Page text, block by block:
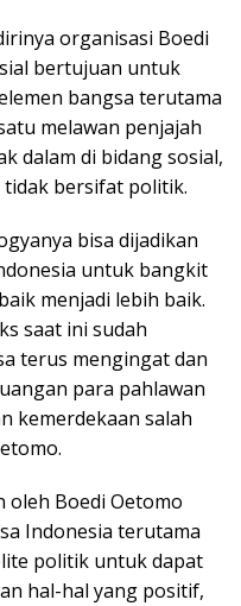
organisasi Boedi
bertujuan untuk
bangsa terutama
melawan penjajah
dalam di bidang sosial,
tidak bersifat politik.
bisa dijadikan
untuk bangkit
menjadi lebih baik.
saat ini sudah
terus mengingat dan
para pahlawan
kemerdekaan salah
oleh Boedi Oetomo
Indonesia terutama
politik untuk dapat
hal-hal yang positif,